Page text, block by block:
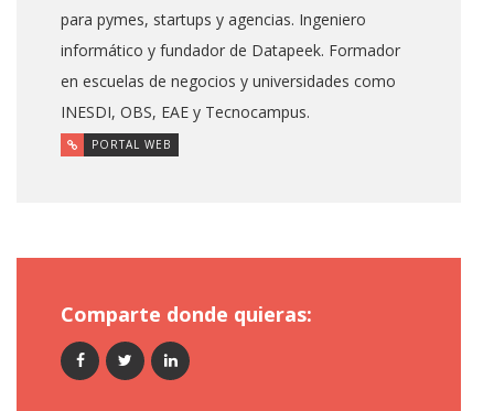
para pymes, startups y agencias. Ingeniero
informático y fundador de Datapeek. Formador
en escuelas de negocios y universidades como
INESDI, OBS, EAE y Tecnocampus.
PORTAL WEB
Comparte donde quieras: